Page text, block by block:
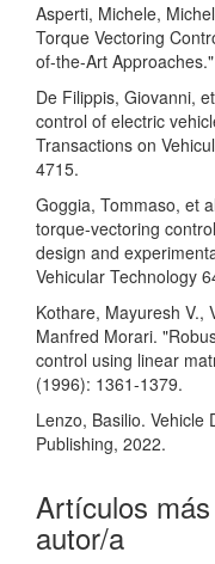
Asperti, Michele,
Torque Vectoring
of-the-Art
De Filippis, Giovanni,
control of electric
Transactions on
4715.
Goggia, Tommaso, et
torque-vectoring
design and
Vehicular Technology
Kothare, Mayuresh V.,
Manfred Morari.
control using linear
(1996): 1361-1379.
Lenzo, Basilio. Vehicle
Publishing, 2022.
Artículos
autor/a